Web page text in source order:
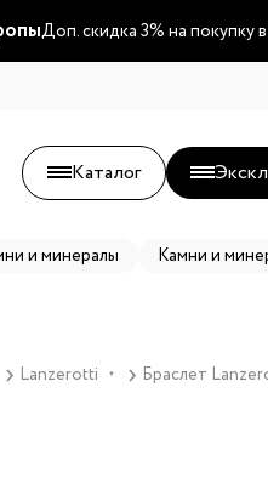
Доп. скидка 3% на покупку
Каталог
и минералы Камни и
Lanzerotti ▼ Браслет